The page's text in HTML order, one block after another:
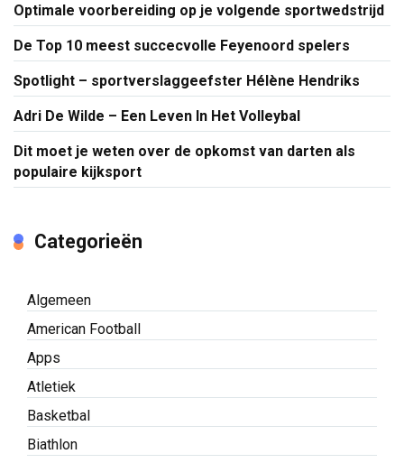
Optimale voorbereiding op je volgende sportwedstrijd
De Top 10 meest succecvolle Feyenoord spelers
Spotlight – sportverslaggeefster Hélène Hendriks
Adri De Wilde – Een Leven In Het Volleybal
Dit moet je weten over de opkomst van darten als
populaire kijksport
Categorieën
Algemeen
American Football
Apps
Atletiek
Basketbal
Biathlon